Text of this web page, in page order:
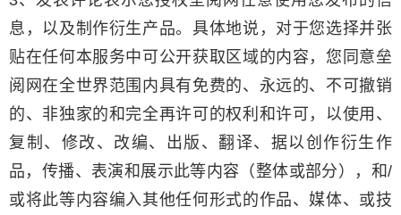
息，以及制作衍生产品。具体地说，对于您选择并张
贴在任何本服务中可公开获取区域的内容，您同意垒
阅网在全世界范围内具有免费的、永远的、不可撤销
的、非独家的和完全再许可的权利和许可，以使用、
复制、修改、改编、出版、翻译、据以创作衍生作
品，传播、表演和展示此等内容（整体或部分），和/
或将此等内容编入其他任何形式的作品、媒体、或技